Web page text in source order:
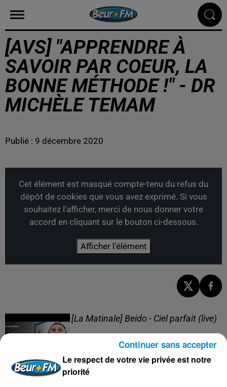
[AVS] "APPRENDRE À
SAVOIR PAR COEUR, LA
BONNE MÉTHODE !" - DR
MICHÈLE TEMAM
Publié : 9 décembre 2020
Cet élément est masqué compte-tenu du refus du
dépôt de cookies que vous avez exprimé. Si vous
souhaitez l'afficher, merci de nous donner votre
accord en cliquant sur le bouton ci-dessous.
Afficher l'élément
[La Matinale] Beido - Ciel parfait (live)
Le respect de votre vie privée est notre
priorité
Continuer sans accepter